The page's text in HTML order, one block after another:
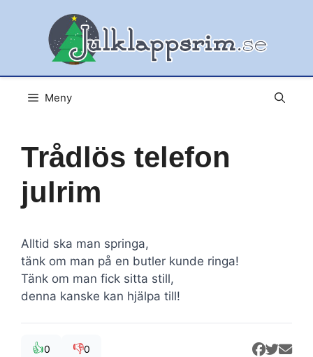
Meny
Trådlös telefon
julrim
Alltid ska man springa,
tänk om man på en butler kunde ringa!
Tänk om man fick sitta still,
denna kanske kan hjälpa till!
👍0 👎0